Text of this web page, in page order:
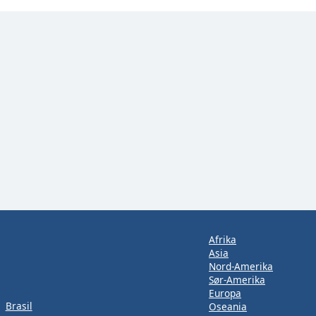
Brasil
Afrika
Asia
Nord-Amerika
Sør-Amerika
Europa
Oseania